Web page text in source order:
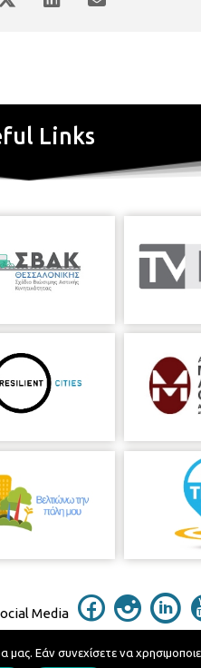
Links
Media
Catalog
Εάν συνεχίσετε να